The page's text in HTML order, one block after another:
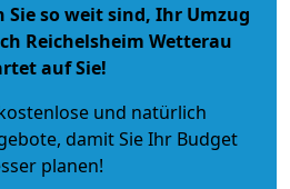
Sie so weit sind, Ihr Umzug
Reichelsheim Wetterau
auf Sie!
und natürlich
, damit Sie Ihr Budget
planen!